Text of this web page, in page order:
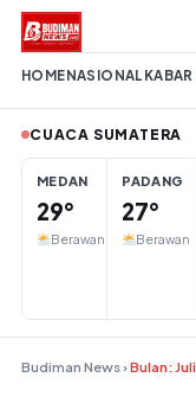
Lompat ke konten
HOMENASIONAL
CUACA SUMATERA
MEDAN
29°
Berawan
PADANG
27°
Berawan
Budiman News ›Bulan: